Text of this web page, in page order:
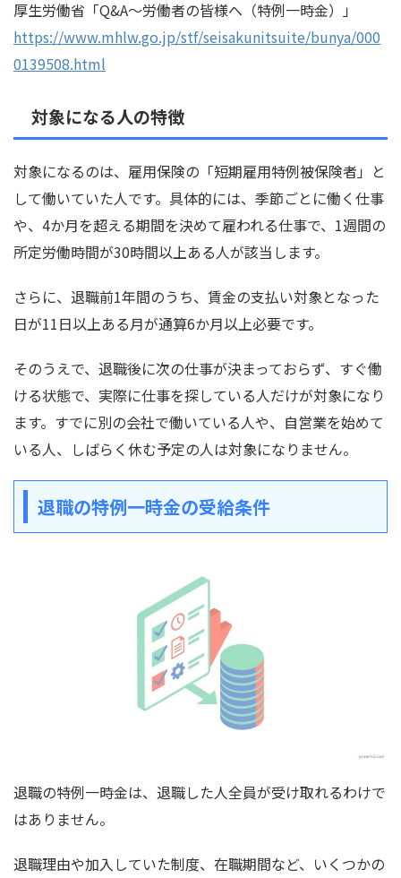
厚生労働省「Q&A～労働者の皆様へ（特例一時金）」
https://www.mhlw.go.jp/stf/seisakunitsuite/bunya/000
0139508.html
対象になる人の特徴
対象になるのは、雇用保険の「短期雇用特例被保険者」と
して働いていた人です。具体的には、季節ごとに働く仕事
や、4か月を超える期間を決めて雇われる仕事で、1週間の
所定労働時間が30時間以上ある人が該当します。
さらに、退職前1年間のうち、賃金の支払い対象となった
日が11日以上ある月が通算6か月以上必要です。
そのうえで、退職後に次の仕事が決まっておらず、すぐ働
ける状態で、実際に仕事を探している人だけが対象になり
ます。すでに別の会社で働いている人や、自営業を始めて
いる人、しばらく休む予定の人は対象になりません。
退職の特例一時金の受給条件
退職の特例一時金は、退職した人全員が受け取れるわけで
はありません。
退職理由や加入していた制度、在職期間など、いくつかの